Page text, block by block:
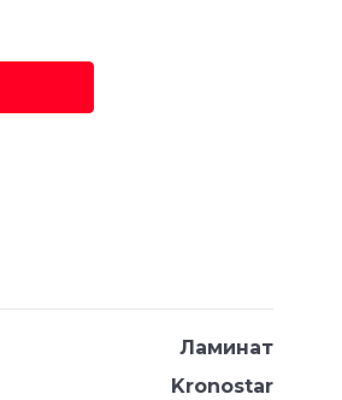
Ламинат
Kronostar